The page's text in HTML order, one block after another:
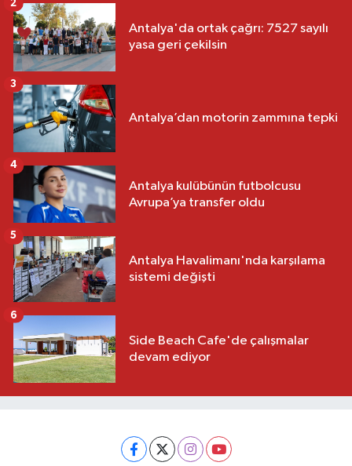
Antalya'da ortak çağrı: 7527 sayılı
yasa geri çekilsin
2
Antalya’dan motorin zammına tepki
3
Antalya kulübünün futbolcusu
Avrupa’ya transfer oldu
4
Antalya Havalimanı'nda karşılama
sistemi değişti
5
Side Beach Cafe'de çalışmalar
devam ediyor
6